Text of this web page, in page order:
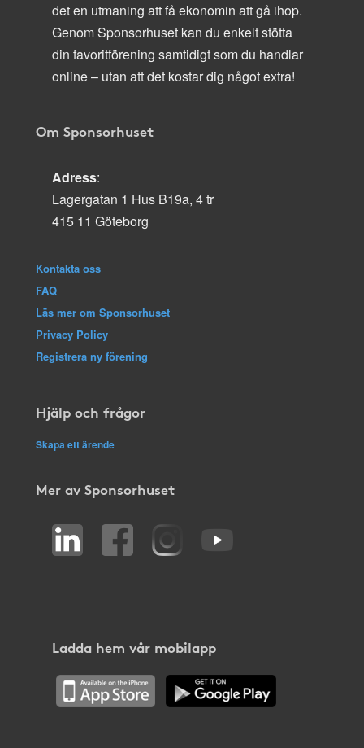
det en utmaning att få ekonomin att gå ihop.
Genom Sponsorhuset kan du enkelt stötta
din favoritförening samtidigt som du handlar
online – utan att det kostar dig något extra!
Om Sponsorhuset
Adress:
Lagergatan 1 Hus B19a, 4 tr
415 11 Göteborg
Kontakta oss
FAQ
Läs mer om Sponsorhuset
Privacy Policy
Registrera ny förening
Hjälp och frågor
Skapa ett ärende
Mer av Sponsorhuset
Ladda hem vår mobilapp